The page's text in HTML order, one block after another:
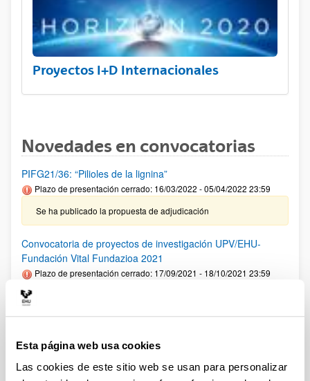
Esta página web usa cookies
Las cookies de este sitio web se usan para personalizar
Proyectos I+D Internacionales
Novedades en convocatorias
PIFG21/36: “Pilioles de la lignina”
Plazo de presentación cerrado: 16/03/2022 - 05/04/2022 23:59
Se ha publicado la propuesta de adjudicación
Convocatoria de proyectos de investigación UPV/EHU-
Fundación Vital Fundazioa 2021
Plazo de presentación cerrado: 17/09/2021 - 18/10/2021 23:59
Contratación para la formación de personal investigador en
la UPV/EHU 2021
Plazo de presentación cerrado: 08/05/2021 - 07/06/2021 23:59